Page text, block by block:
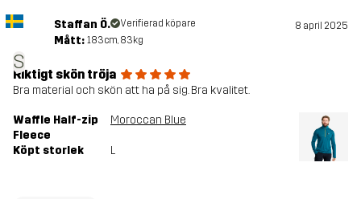
S
Staffan Ö. Verifierad köpare 8 april 2025
Mått: 183cm, 83kg
Riktigt skön tröja
Bra material och skön att ha på sig. Bra kvalitet.
Waffle Half-zip
Fleece
Moroccan Blue
Köpt storlek L